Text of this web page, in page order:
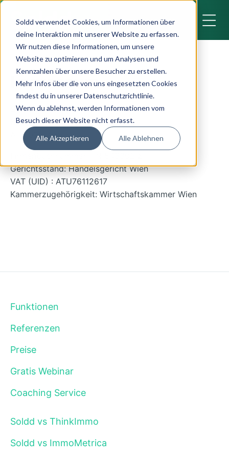
Soldd verwendet Cookies, um Informationen über
deine Interaktion mit unserer Website zu erfassen.
Wir nutzen diese Informationen, um unsere
Website zu optimieren und um Analysen und
Kennzahlen über unsere Besucher zu erstellen.
Mehr Infos über die von uns eingesetzten Cookies
findest du in unserer Datenschutzrichtlinie.
Wenn du ablehnst, werden Informationen vom
Besuch dieser Website nicht erfasst.
Alle Akzeptieren Alle Ablehnen
Impressum
Soldd GmbH
Kolonitzgasse 9/11-14
A - 1030 Wien
Gerichtsstand: Handelsgericht Wien
VAT (UID) : ATU76112617
Kammerzugehörigkeit: Wirtschaftskammer Wien
Funktionen
Referenzen
Preise
Gratis Webinar
Coaching Service
Soldd vs ThinkImmo
Soldd vs ImmoMetrica